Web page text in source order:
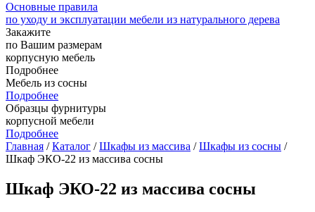
Основные правила
по уходу и эксплуатации мебели из натурального дерева
Закажите
по Вашим размерам
корпусную мебель
Подробнее
Мебель из сосны
Подробнее
Образцы фурнитуры
корпусной мебели
Подробнее
Главная /Каталог /Шкафы из массива /Шкафы из сосны /
Шкаф ЭКО-22 из массива сосны
Шкаф ЭКО-22 из массива сосны